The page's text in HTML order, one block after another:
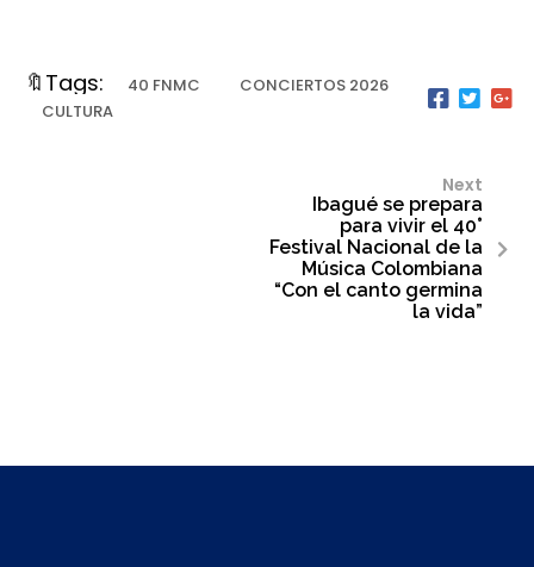
🔖Tags: 40 FNMC
CONCIERTOS 2026
CULTURA
Next
Ibagué se prepara
para vivir el 40°
Festival Nacional de la
Música Colombiana
“Con el canto germina
la vida”